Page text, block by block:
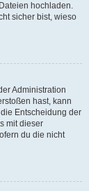
hochladen.
sicher bist, wieso
Administration
hast, kann
Entscheidung der
mit dieser
du die nicht